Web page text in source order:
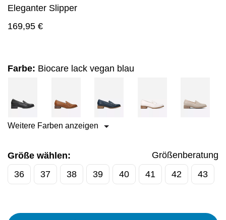
Eleganter Slipper
169,95 €
Farbe: Biocare lack vegan blau
Weitere Farben anzeigen
Größe wählen:
Größenberatung
36
37 38 39 40 41 42 43